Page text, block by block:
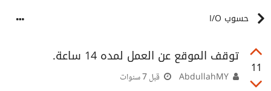
حسوب I/O
11
توقف الموقع عن العمل لمده 14 ساعة.
قبل 7 سنوات